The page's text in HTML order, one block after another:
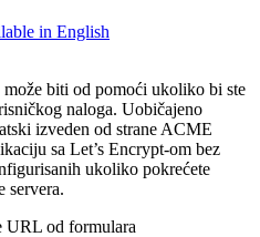
in English
biti od pomoći ukoliko bi ste
naloga. Uobičajeno
izveden od strane ACME
sa Let’s Encrypt-om bez
ukoliko pokrećete
servera.
URL od formulara